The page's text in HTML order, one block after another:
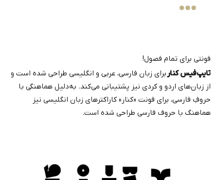
فونتی برای تمام فصول!
تایپ‌فیس کنار برای زبان فارسی، عربی و انگلیسی طراحی شده است و
از زبان‌های اردو و کردی نیز پشتیبانی می‌کند. به‌دلیل هماهنگی با
حروفِ فارسی، برای فونت «کنار» کاراکترهای زبان انگلیسی نیز
هماهنگ با حروف فارسی طراحی شده است.